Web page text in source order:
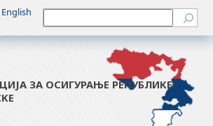
English Претрага
ЗА ОСИГУРАЊЕ РЕПУБЛИКЕ